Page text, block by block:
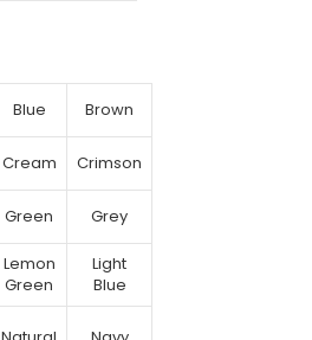
Blue Brown
Cream Crimson
Green Grey
Lemon
Green
Light
Blue